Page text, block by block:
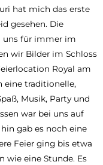
hat mich das erste
gesehen. Die
uns für immer im
wir Bilder im Schloss
Royal am
eine traditionelle,
Musik, Party und
war bei uns auf
gab es noch eine
Feier ging bis etwa
wie eine Stunde. Es